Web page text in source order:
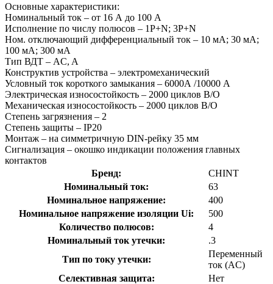
Основные характеристики:
Номинальный ток – от 16 А до 100 А
Исполнение по числу полюсов – 1P+N; 3P+N
Ном. отключающий дифференциальный ток – 10 мA; 30 мA;
100 мA; 300 мA
Тип ВДТ – AC, A
Конструктив устройства – электромеханический
Условный ток короткого замыкания – 6000А /10000 А
Электрическая износостойкость – 2000 циклов В/О
Механическая износостойкость – 2000 циклов В/О
Степень загрязнения – 2
Степень защиты – IP20
Монтаж – на симметричную DIN-рейку 35 мм
Сигнализация – окошко индикации положения главных
контактов
Бренд:
CHINT
Номинальный ток:
63
Номинальное напряжение:
400
Номинальное напряжение изоляции Ui:
500
Количество полюсов:
4
Номинальный ток утечки:
.3
Тип по току утечки:
Переменный
ток (AC)
Селективная защита:
Нет